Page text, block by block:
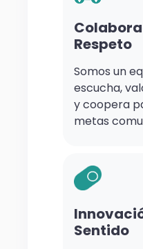
Respeto
Somos un
escucha,
y coopera
metas
Sentido